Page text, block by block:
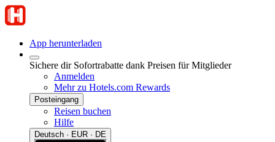
App herunterladen
Sichere dir Sofortrabatte dank Preisen für Mitglieder
Anmelden
Mehr zu Hotels.com Rewards
Posteingang
Reisen buchen
Hilfe
Deutsch · EUR · DE